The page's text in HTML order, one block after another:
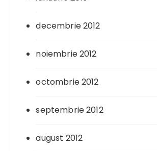
decembrie 2012
noiembrie 2012
octombrie 2012
septembrie 2012
august 2012